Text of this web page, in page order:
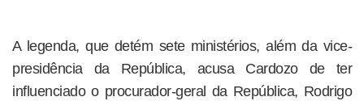
A legenda, que detém sete ministérios, além da vice-
presidência da República, acusa Cardozo de ter
influenciado o procurador-geral da República, Rodrigo